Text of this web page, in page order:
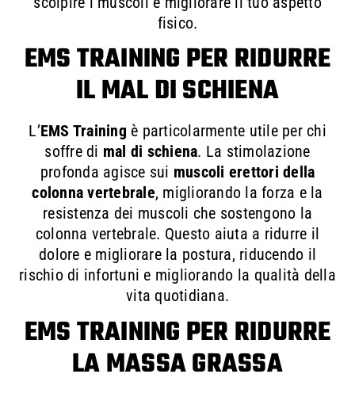
fisico.
EMS TRAINING PER RIDURRE
IL MAL DI SCHIENA
L’EMS Training è particolarmente utile per chi
soffre di mal di schiena. La stimolazione
profonda agisce sui muscoli erettori della
colonna vertebrale, migliorando la forza e la
resistenza dei muscoli che sostengono la
colonna vertebrale. Questo aiuta a ridurre il
dolore e migliorare la postura, riducendo il
rischio di infortuni e migliorando la qualità della
vita quotidiana.
EMS TRAINING PER RIDURRE
LA MASSA GRASSA